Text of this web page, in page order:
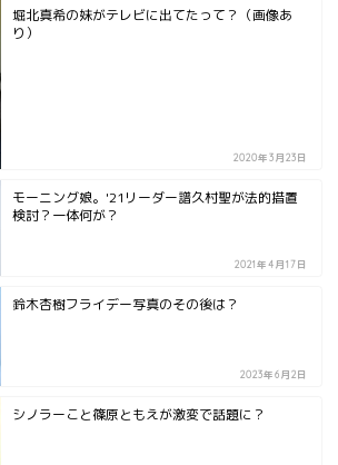
堀北真希の妹がテレビに出てたって？（画像あ
り）
2020年3月23日
モーニング娘。'21リーダー譜久村聖が法的措置
検討？一体何が？
2021年4月17日
鈴木杏樹フライデー写真のその後は？
2023年6月2日
シノラーこと篠原ともえが激変で話題に？